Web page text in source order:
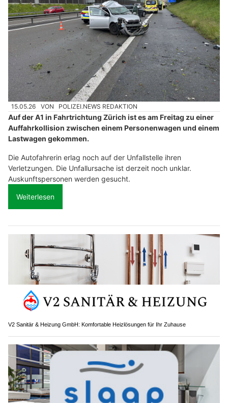
15.05.26 VON POLIZEI.NEWS REDAKTION
Auf der A1 in Fahrtrichtung Zürich ist es am Freitag zu einer
Auffahrkollision zwischen einem Personenwagen und einem
Lastwagen gekommen.
Die Autofahrerin erlag noch auf der Unfallstelle ihren
Verletzungen. Die Unfallursache ist derzeit noch unklar.
Auskunftspersonen werden gesucht.
Weiterlesen
V2 Sanitär & Heizung GmbH: Komfortable Heizlösungen für Ihr Zuhause